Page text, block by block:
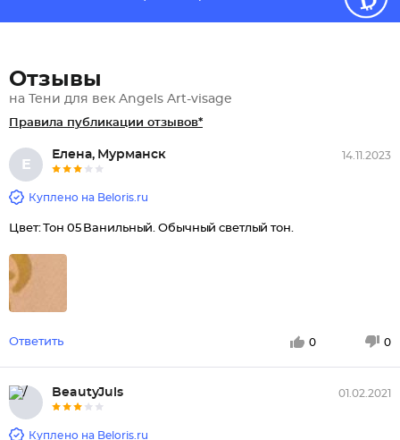
Отзывы
на Тени для век Angels Art-visage
Правила публикации отзывов*
Е
Елена, Мурманск 14.11.2023
Куплено на Beloris.ru
Цвет: Тон 05 Ванильный. Обычный светлый тон.
Ответить 0 0
BeautyJuls 01.02.2021
Куплено на Beloris.ru